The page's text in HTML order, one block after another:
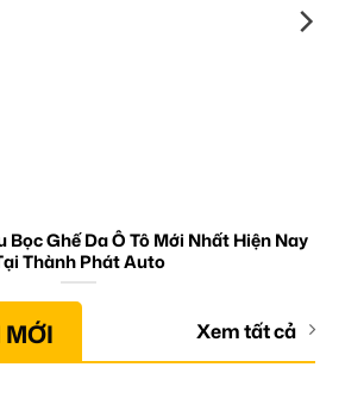
Bọc Ghế Da Ô Tô Mới Nhất Hiện Nay
Thành Phát Auto
Xem tất cả